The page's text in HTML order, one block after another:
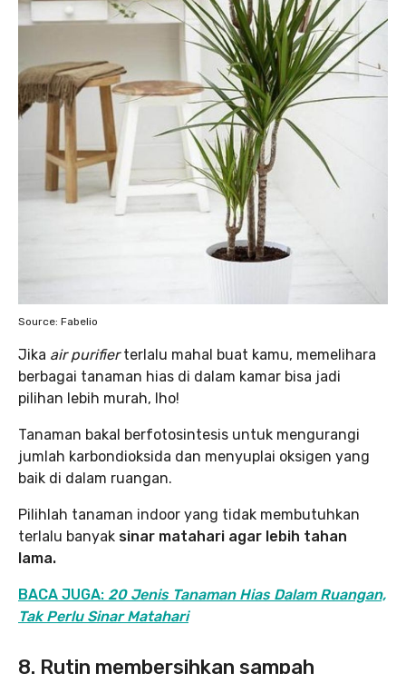
Source: Fabelio
Jika air purifierterlalu mahal buat kamu, memelihara
berbagai tanaman hias di dalam kamar bisa jadi
pilihan lebih murah, lho!
Tanaman bakal berfotosintesis untuk mengurangi
jumlah karbondioksida dan menyuplai oksigen yang
baik di dalam ruangan.
Pilihlah tanaman indoor yang tidak membutuhkan
terlalu banyak sinar matahari agar lebih tahan
lama.
BACA JUGA: 20 Jenis Tanaman Hias Dalam Ruangan,
Tak Perlu Sinar Matahari
8. Rutin membersihkan sampah